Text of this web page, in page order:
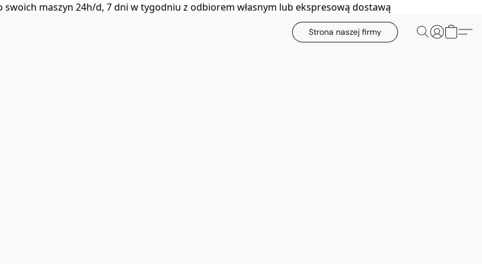
maszyn 24h/d, 7 dni w tygodniu z odbiorem własnym lub ekspresową dostawą
Strona naszej firmy